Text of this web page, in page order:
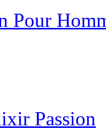
Pour
Passion